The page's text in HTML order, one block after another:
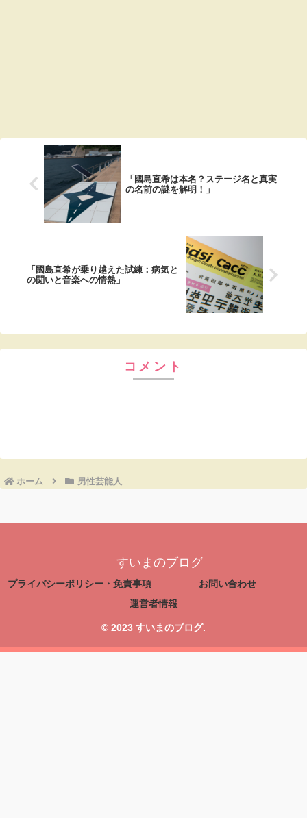
「國島直希は本名？ステージ名と真実
の名前の謎を解明！」
「國島直希が乗り越えた試練：病気と
の闘いと音楽への情熱」
コメント
ホーム 男性芸能人
すいまのブログ
プライバシーポリシー・免責事項
お問い合わせ
運営者情報
© 2023 すいまのブログ.